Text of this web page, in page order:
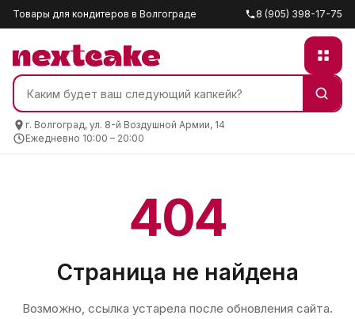
Товары для кондитеров в Волгограде 8 (905) 398-17-75
г. Волгоград, ул. 8-й Воздушной Армии, 14
Ежедневно 10:00 – 20:00
404
Страница не найдена
Возможно, ссылка устарела после обновления сайта.